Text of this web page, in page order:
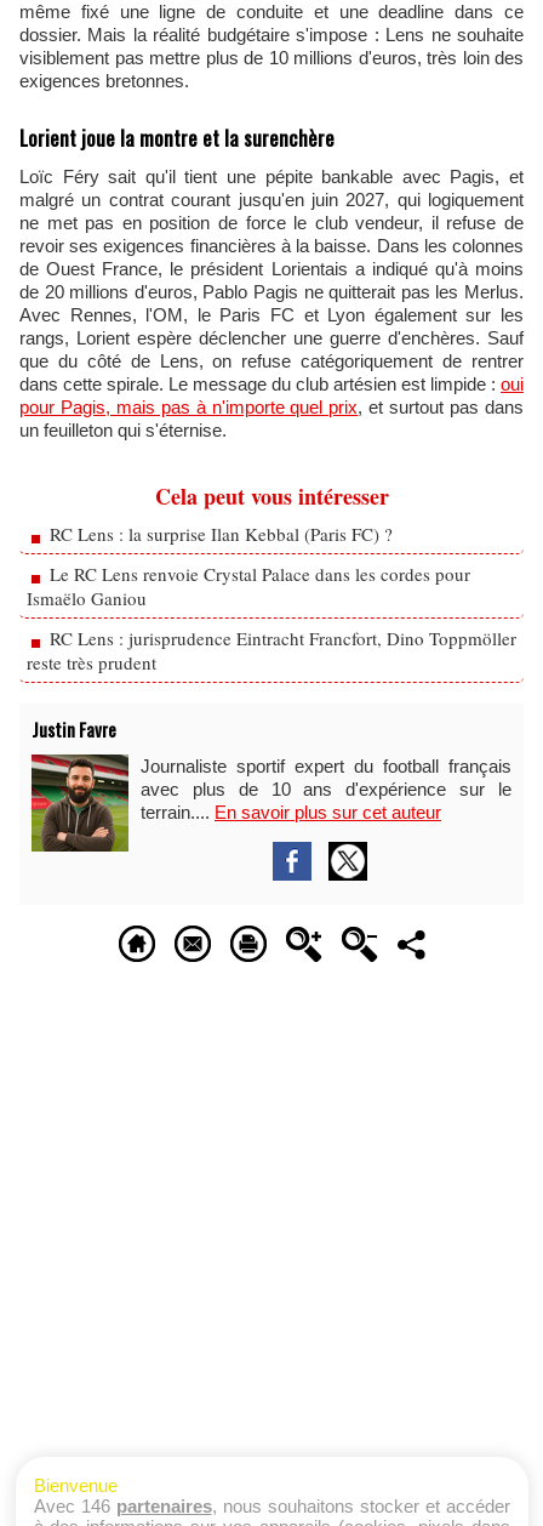
même fixé une ligne de conduite et une deadline dans ce
dossier. Mais la réalité budgétaire s'impose : Lens ne souhaite
visiblement pas mettre plus de 10 millions d'euros, très loin des
exigences bretonnes.
Lorient joue la montre et la surenchère
Loïc Féry sait qu'il tient une pépite bankable avec Pagis, et
malgré un contrat courant jusqu'en juin 2027, qui logiquement
ne met pas en position de force le club vendeur, il refuse de
revoir ses exigences financières à la baisse. Dans les colonnes
de Ouest France, le président Lorientais a indiqué qu'à moins
de 20 millions d'euros, Pablo Pagis ne quitterait pas les Merlus.
Avec Rennes, l'OM, le Paris FC et Lyon également sur les
rangs, Lorient espère déclencher une guerre d'enchères. Sauf
que du côté de Lens, on refuse catégoriquement de rentrer
dans cette spirale. Le message du club artésien est limpide : oui
pour Pagis, mais pas à n'importe quel prix, et surtout pas dans
un feuilleton qui s'éternise.
Cela peut vous intéresser
RC Lens : la surprise Ilan Kebbal (Paris FC) ?
Le RC Lens renvoie Crystal Palace dans les cordes pour
Ismaëlo Ganiou
RC Lens : jurisprudence Eintracht Francfort, Dino Toppmöller
reste très prudent
Justin Favre
Journaliste sportif expert du football français
avec plus de 10 ans d'expérience sur le
terrain.... En savoir plus sur cet auteur
Bienvenue
Avec 146 partenaires, nous souhaitons stocker et accéder